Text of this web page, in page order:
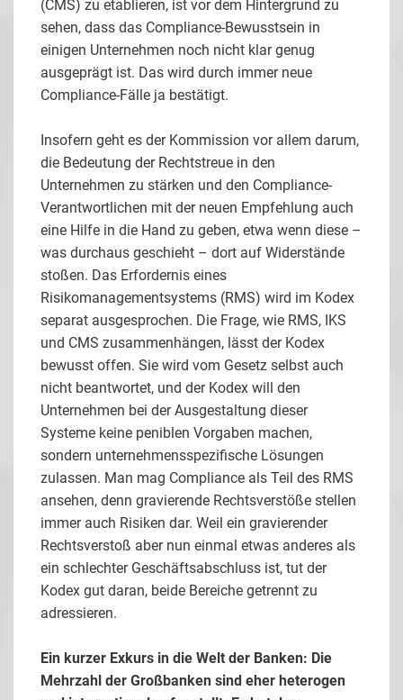
(CMS) zu etablieren, ist vor dem Hintergrund zu
sehen, dass das Compliance-Bewusstsein in
einigen Unternehmen noch nicht klar genug
ausgeprägt ist. Das wird durch immer neue
Compliance-Fälle ja bestätigt.
Insofern geht es der Kommission vor allem darum,
die Bedeutung der Rechtstreue in den
Unternehmen zu stärken und den Compliance-
Verantwortlichen mit der neuen Empfehlung auch
eine Hilfe in die Hand zu geben, etwa wenn diese –
was durchaus geschieht – dort auf Widerstände
stoßen. Das Erfordernis eines
Risikomanagementsystems (RMS) wird im Kodex
separat ausgesprochen. Die Frage, wie RMS, IKS
und CMS zusammenhängen, lässt der Kodex
bewusst offen. Sie wird vom Gesetz selbst auch
nicht beantwortet, und der Kodex will den
Unternehmen bei der Ausgestaltung dieser
Systeme keine peniblen Vorgaben machen,
sondern unternehmensspezifische Lösungen
zulassen. Man mag Compliance als Teil des RMS
ansehen, denn gravierende Rechtsverstöße stellen
immer auch Risiken dar. Weil ein gravierender
Rechtsverstoß aber nun einmal etwas anderes als
ein schlechter Geschäftsabschluss ist, tut der
Kodex gut daran, beide Bereiche getrennt zu
adressieren.
Ein kurzer Exkurs in die Welt der Banken: Die
Mehrzahl der Großbanken sind eher heterogen